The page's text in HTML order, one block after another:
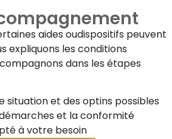
aides oudispositifs peuvent
expliquons les conditions
dans les étapes
situation et des optins possibles
et la conformité
à votre besoin